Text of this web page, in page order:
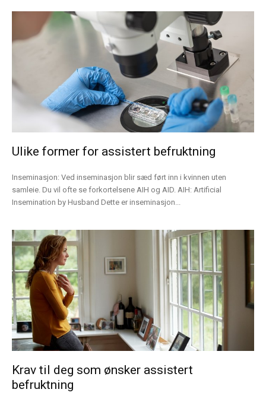
Ulike former for assistert befruktning
Inseminasjon: Ved inseminasjon blir sæd ført inn i kvinnen uten
samleie. Du vil ofte se forkortelsene AIH og AID. AIH: Artificial
Insemination by Husband Dette er inseminasjon...
Krav til deg som ønsker assistert
befruktning